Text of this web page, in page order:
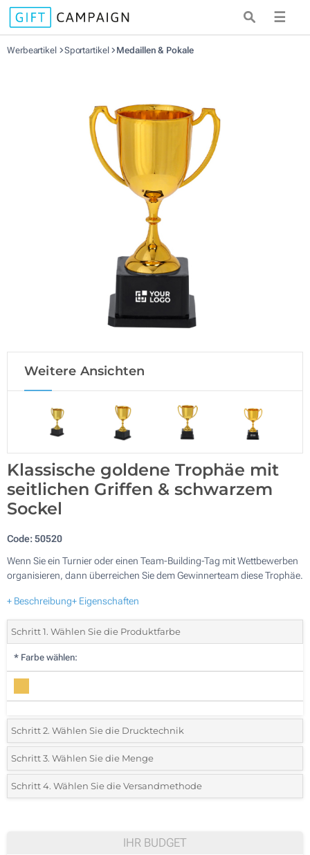
☰
Werbeartikel Sportartikel Medaillen & Pokale
Weitere Ansichten
Klassische goldene Trophäe mit
seitlichen Griffen & schwarzem
Sockel
Code:50520
Wenn Sie ein Turnier oder einen Team-Building-Tag mit Wettbewerben
organisieren, dann überreichen Sie dem Gewinnerteam diese Trophäe.
+ Beschreibung+ Eigenschaften
Schritt 1. Wählen Sie die Produktfarbe
* Farbe wählen:
Schritt 2. Wählen Sie die Drucktechnik
*Wählen Sie die Druck- und Farbtechniken für Ihr Logo:
1 Farbig (Auf einer Seite)
Schritt 3. Wählen Sie die Menge
*Bitte wählen Sie Ihre gewünschte Menge
Schritt 4. Wählen Sie die Versandmethode
IHR BUDGET